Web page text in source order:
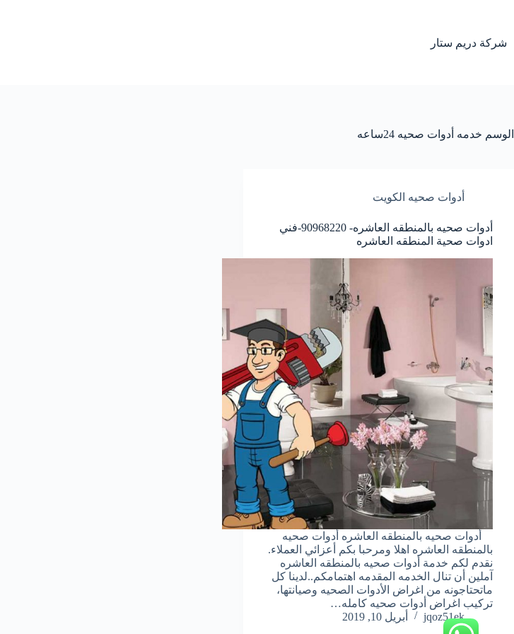
شركة دريم ستار
الوسم خدمه أدوات صحيه 24ساعه
أدوات صحيه الكويت
أدوات صحيه بالمنطقه العاشره- 90968220-فني
ادوات صحية المنطقه العاشره
أدوات صحيه بالمنطقه العاشره أدوات صحيه
بالمنطقه العاشره اهلا ومرحبا بكم أعزائي العملاء.
نقدم لكم خدمة أدوات صحيه بالمنطقه العاشره
آملين أن تنال الخدمه المقدمه اهتمامكم..لدينا كل
ماتحتاجونه من اغراض الأدوات الصحيه وصيانتها،
تركيب اغراض أدوات صحيه كامله…
jqoz51ek
أبريل 10, 2019